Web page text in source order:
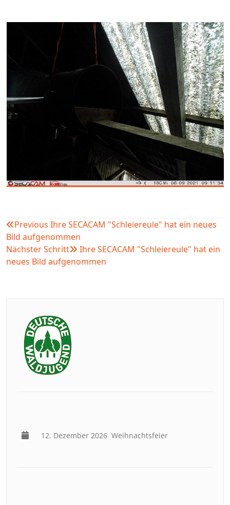
Beitragsnavigation
Previous Ihre SECACAM "Schleiereule" hat ein neues
Bild aufgenommen
Nächster Schritt
Ihre SECACAM "Schleiereule" hat ein
neues Bild aufgenommen
12. Dezember 2026 Weihnachtsfeier